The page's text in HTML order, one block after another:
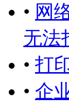
• 网
无法
• 打
• 企